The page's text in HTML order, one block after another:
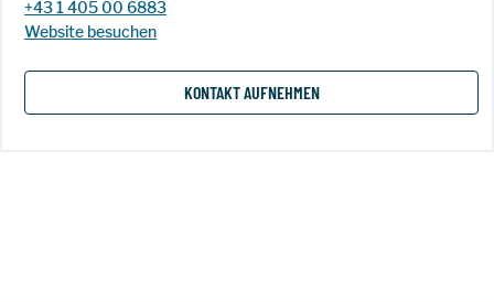
+43 1 405 00 6883
Website besuchen
KONTAKT AUFNEHMEN